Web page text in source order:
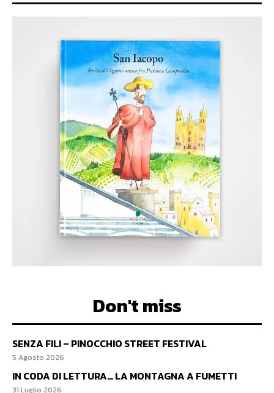
Don't miss
SENZA FILI – PINOCCHIO STREET FESTIVAL
5 Agosto 2026
IN CODA DI LETTURA… LA MONTAGNA A FUMETTI
31 Luglio 2026